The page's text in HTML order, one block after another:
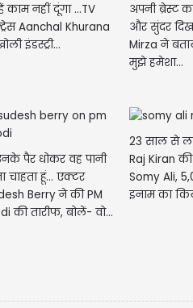
काम नहीं दूंगा ...TV
Aanchal Khurana
इंडस्ट्री...
अपनी ब्रेस्ट
और सुंदर
Mirza ने
मुझे हमेशा...
पैर धोकर वह पानी
चाहता हूं... एक्टर
Berry ने की PM
की तारीफ, बोलें- वो...
23 साल से
Raj Kiran
Somy Ali,
इनाम का